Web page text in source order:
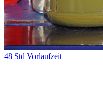
48 Std Vorlaufzeit